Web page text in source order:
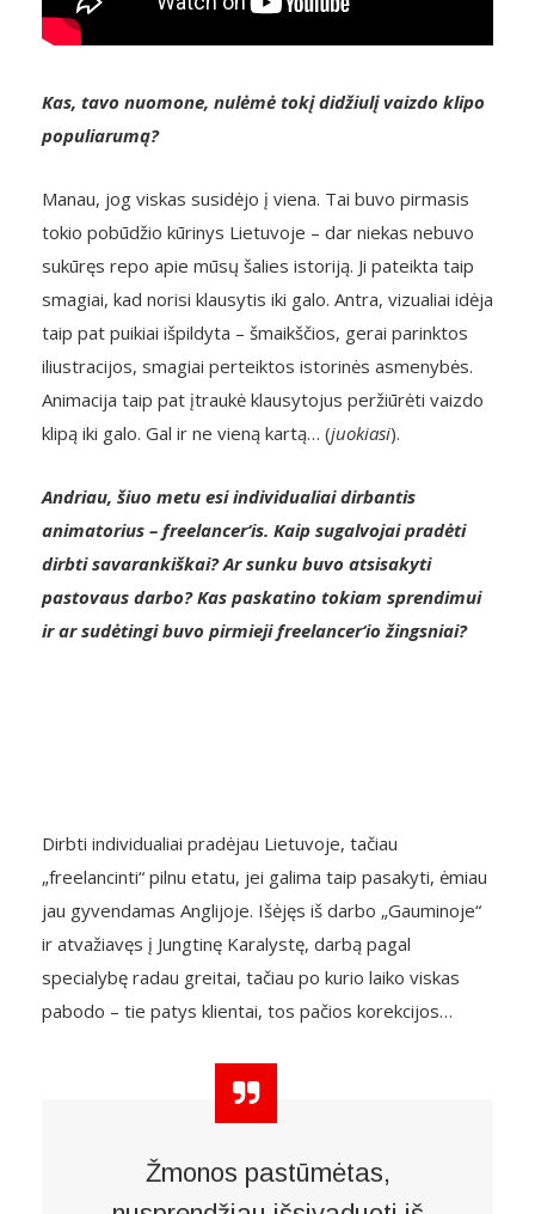
Kas, tavo nuomone, nulėmė tokį didžiulį vaizdo klipo
populiarumą?
Manau, jog viskas susidėjo į viena. Tai buvo pirmasis
tokio pobūdžio kūrinys Lietuvoje – dar niekas nebuvo
sukūręs repo apie mūsų šalies istoriją. Ji pateikta taip
smagiai, kad norisi klausytis iki galo. Antra, vizualiai idėja
taip pat puikiai išpildyta – šmaikščios, gerai parinktos
iliustracijos, smagiai perteiktos istorinės asmenybės.
Animacija taip pat įtraukė klausytojus peržiūrėti vaizdo
klipą iki galo. Gal ir ne vieną kartą… (juokiasi).
Andriau, šiuo metu esi individualiai dirbantis
animatorius – freelancer‘is. Kaip sugalvojai pradėti
dirbti savarankiškai? Ar sunku buvo atsisakyti
pastovaus darbo? Kas paskatino tokiam sprendimui
ir ar sudėtingi buvo pirmieji freelancer‘io žingsniai?
Dirbti individualiai pradėjau Lietuvoje, tačiau
„freelancinti“ pilnu etatu, jei galima taip pasakyti, ėmiau
jau gyvendamas Anglijoje. Išėjęs iš darbo „Gauminoje“
ir atvažiavęs į Jungtinę Karalystę, darbą pagal
specialybę radau greitai, tačiau po kurio laiko viskas
pabodo – tie patys klientai, tos pačios korekcijos…
Žmonos pastūmėtas,